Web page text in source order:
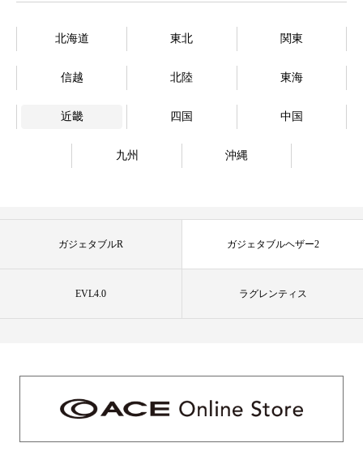
北海道 東北 関東
信越 北陸 東海
近畿 四国 中国
九州 沖縄
ガジェタブルR ガジェタブルヘザー2
EVL4.0 ラグレンティス